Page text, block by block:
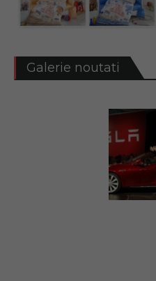
Galerie noutati